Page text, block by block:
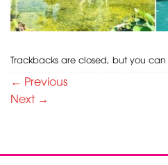
Trackbacks are closed, but you can
← Previous
Next →